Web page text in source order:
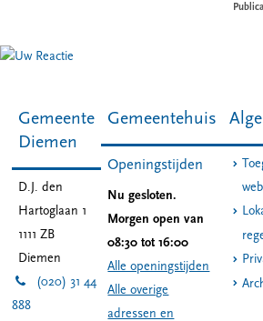
Gemeente
Diemen
D.J. den
Hartoglaan 1
1111 ZB
Diemen
(020) 31 44
888
Gemeentehuis
Openingstijden
Nu gesloten.
Morgen open van
08:30 tot 16:00
Alle openingstijden
Alle overige
adressen en